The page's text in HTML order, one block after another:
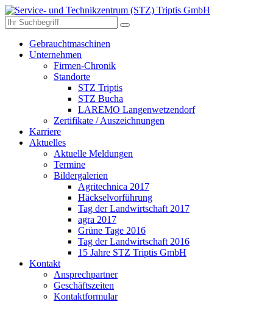
Gebrauchtmaschinen
Unternehmen
Firmen-Chronik
Standorte
STZ Triptis
STZ Bucha
LAREMO Langenwetzendorf
Zertifikate / Auszeichnungen
Karriere
Aktuelles
Aktuelle Meldungen
Termine
Bildergalerien
Agritechnica 2017
Häckselvorführung
Tag der Landwirtschaft 2017
agra 2017
Grüne Tage 2016
Tag der Landwirtschaft 2016
15 Jahre STZ Triptis GmbH
Kontakt
Ansprechpartner
Geschäftszeiten
Kontaktformular